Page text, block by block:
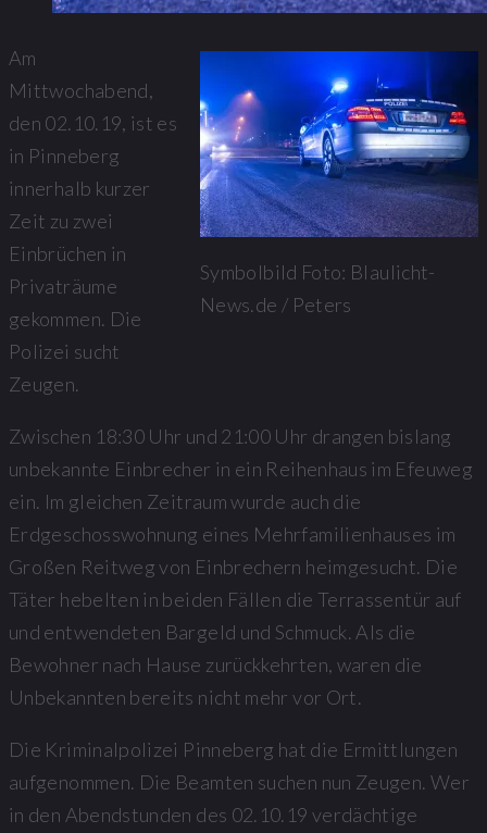
Symbolbild Foto: Blaulicht-
News.de / Peters
Am
Mittwochabend,
den 02.10.19, ist es
in Pinneberg
innerhalb kurzer
Zeit zu zwei
Einbrüchen in
Privaträume
gekommen. Die
Polizei sucht
Zeugen.
Zwischen 18:30 Uhr und 21:00 Uhr drangen bislang
unbekannte Einbrecher in ein Reihenhaus im Efeuweg
ein. Im gleichen Zeitraum wurde auch die
Erdgeschosswohnung eines Mehrfamilienhauses im
Großen Reitweg von Einbrechern heimgesucht. Die
Täter hebelten in beiden Fällen die Terrassentür auf
und entwendeten Bargeld und Schmuck. Als die
Bewohner nach Hause zurückkehrten, waren die
Unbekannten bereits nicht mehr vor Ort.
Die Kriminalpolizei Pinneberg hat die Ermittlungen
aufgenommen. Die Beamten suchen nun Zeugen. Wer
in den Abendstunden des 02.10.19 verdächtige